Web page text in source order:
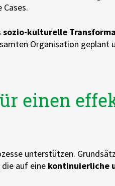
sozio-kulturelle
Organisation geplant
einen
unterstützen.
auf eine kontinuierliche